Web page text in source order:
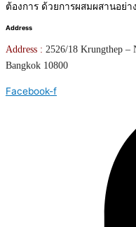
ต้องการ ด้วยการผสมผสานอย่
Address
Address : 2526/18 Krungthep –
Bangkok 10800
Facebook-f